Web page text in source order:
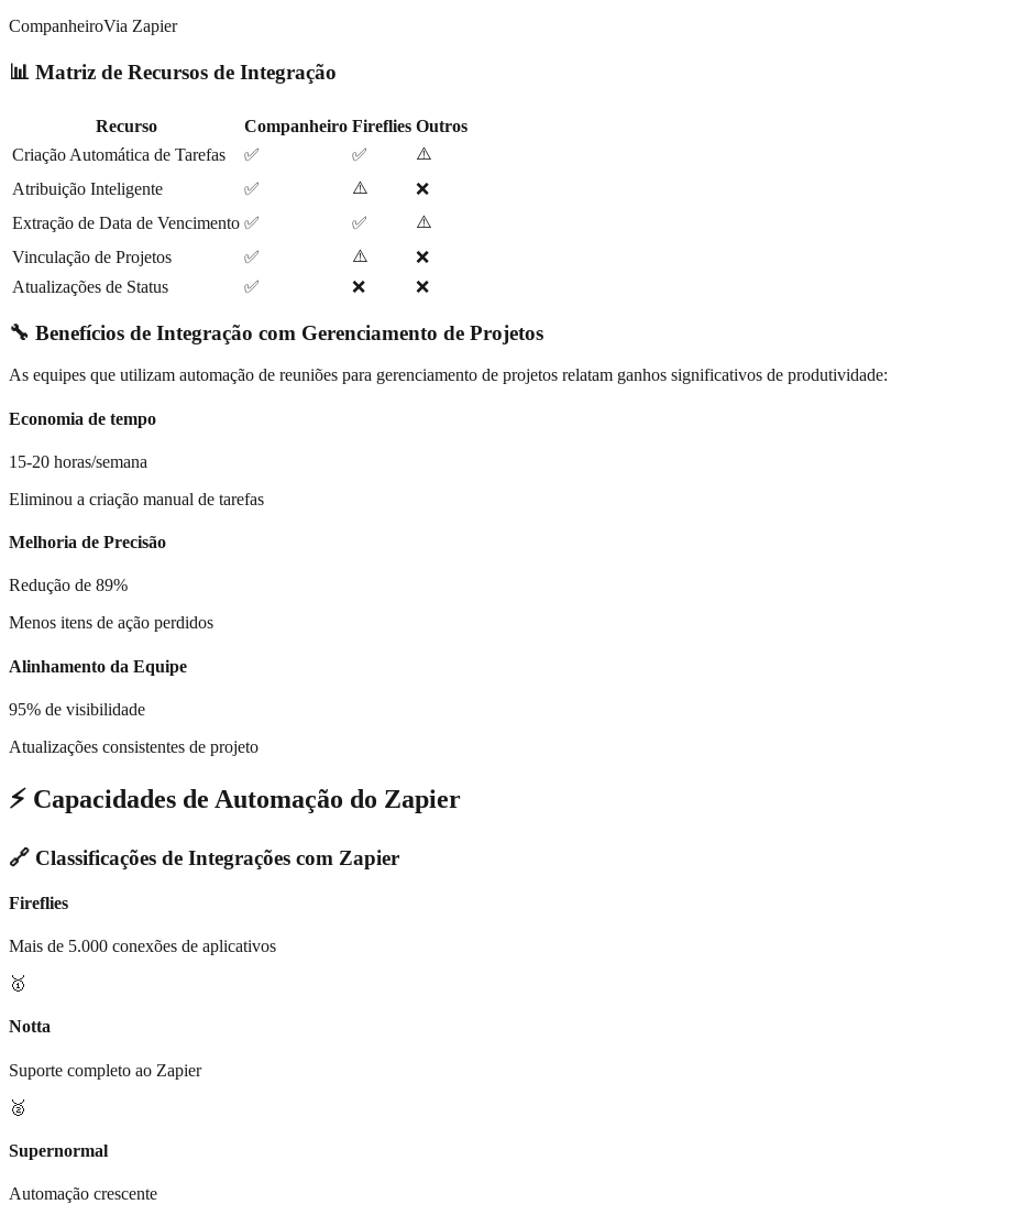
CompanheiroVia Zapier
📊 Matriz de Recursos de Integração
Recurso Companheiro Fireflies Outros
Criação Automática de Tarefas
✅ ✅
⚠️
Atribuição Inteligente
✅ ⚠️
❌
Extração de Data de Vencimento ✅ ✅
⚠️
Vinculação de Projetos
✅ ⚠️
❌
Atualizações de Status
✅ ❌ ❌
🔧 Benefícios de Integração com Gerenciamento de Projetos
As equipes que utilizam automação de reuniões para gerenciamento de projetos relatam ganhos significativos de produtividade:
Economia de tempo
15-20 horas/semana
Eliminou a criação manual de tarefas
Melhoria de Precisão
Redução de 89%
Menos itens de ação perdidos
Alinhamento da Equipe
95% de visibilidade
Atualizações consistentes de projeto
⚡ Capacidades de Automação do Zapier
🔗 Classificações de Integrações com Zapier
Fireflies
Mais de 5.000 conexões de aplicativos
🥇
Notta
Suporte completo ao Zapier
🥈
Supernormal
Automação crescente